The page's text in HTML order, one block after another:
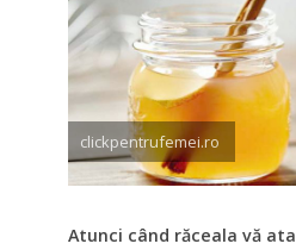
clickpentrufemei.ro
Atunci când răceala vă